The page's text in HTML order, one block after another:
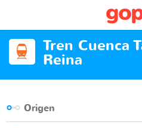
Tren Cuenca
Reina